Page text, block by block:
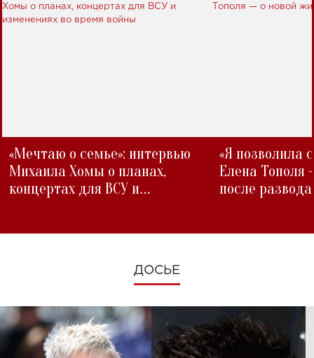
«Мечтаю о семье»: интервью
Михаила Хомы о планах,
концертах для ВСУ и
«Я позволила
Елена Тополя
после развода
ДОСЬЕ